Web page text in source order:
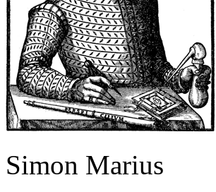
Simon Marius